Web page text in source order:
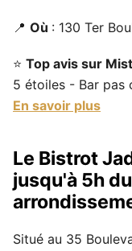
📍 Où : 130 Ter
⭐ Top avis sur
5 étoiles - Bar pas
En savoir plus
Le Bistrot
jusqu'à 5h
Situé au 35